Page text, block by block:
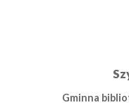
Gminna